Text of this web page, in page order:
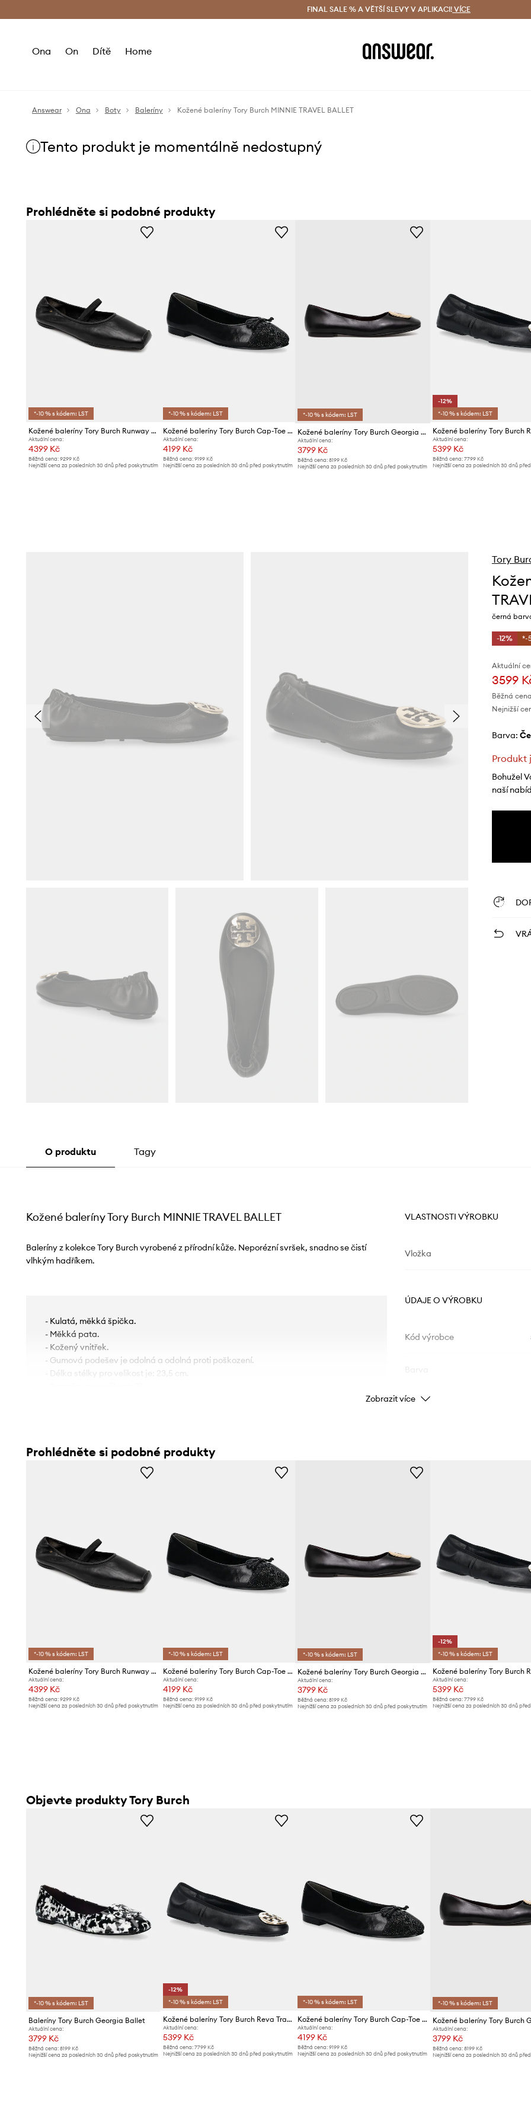
Doručení a vrácení zdarma (od 1800 Kč) Doručení i do 24 h
FINAL SALE % A VĚTŠÍ SLEVY V APLIKACI! VÍCE
Ona On Dítě Home
Answear Ona Boty Baleríny Kožené baleríny Tory Burch MINNIE TRAVEL BALLET
Tento produkt je momentálně nedostupný
Prohlédněte si podobné produkty
*-10 % s kódem: LST
Kožené baleríny Tory Burch Runway Ballet
Aktuální cena:
4399 Kč
Běžná cena: 9299 Kč
Nejnižší cena za posledních 30 dnů před poskytnutím
*-10 % s kódem: LST
Kožené baleríny Tory Burch Cap-Toe Pave Ballet
Aktuální cena:
4199 Kč
Běžná cena:9199 Kč
Nejnižší cena za posledních 30 dnů před poskytnutím
*-10 % s kódem: LST
Kožené baleríny Tory Burch Georgia Ballet
Aktuální cena:
3799 Kč
Běžná cena: 8199 Kč
Nejnižší cena za posledních 30 dnů před poskytnutím
-12%
*-10 % s kódem: LST
Aktuální cena:
5399 Kč
Běžná cena: 7799 Kč
Nejnižší cena za posledních 30 dnů
Tory
černá
-12% *-
Aktuální
3599
Běžná
Nejnižší
Barva:
Produkt
Bohužel
naší
O produktu Tagy
Kožené baleríny Tory Burch MINNIE TRAVEL BALLET
Baleríny z kolekce Tory Burch vyrobené z přírodní kůže. Neporézní svršek, snadno se čistí
vlhkým hadříkem.
- Kulatá, měkká špička.
- Měkká pata.
- Kožený vnitřek.
- Gumová podešev je odolná a odolná proti poškození.
- Délka stélky pro velikost je: 23,5 cm.
VLASTNOSTI VÝROBKU
Vložka
ÚDAJE O VÝROBKU
Kód výrobce
Značka
ID produktu
Zobrazit více
Prohlédněte si podobné produkty
*-10 % s kódem: LST
Kožené baleríny Tory Burch Runway Ballet
Aktuální cena:
4399 Kč
Běžná cena: 9299 Kč
Nejnižší cena za posledních 30 dnů před poskytnutím
*-10 % s kódem: LST
Kožené baleríny Tory Burch Cap-Toe Pave Ballet
Aktuální cena:
4199 Kč
Běžná cena:9199 Kč
Nejnižší cena za posledních 30 dnů před poskytnutím
*-10 % s kódem: LST
Kožené baleríny Tory Burch Georgia Ballet
Aktuální cena:
3799 Kč
Běžná cena: 8199 Kč
Nejnižší cena za posledních 30 dnů před poskytnutím
-12%
*-10 % s kódem: LST
Aktuální cena:
5399 Kč
Běžná cena: 7799 Kč
Nejnižší cena za posledních 30 dnů
Objevte produkty Tory Burch
*-10 % s kódem: LST
Baleríny Tory Burch Georgia Ballet
Aktuální cena:
3799 Kč
Běžná cena: 8199 Kč
Nejnižší cena za posledních 30 dnů před poskytnutím
-12%
*-10 % s kódem: LST
Kožené baleríny Tory Burch Reva Travel Ballet
Aktuální cena:
5399 Kč
Běžná cena:7799 Kč
Nejnižší cena za posledních 30 dnů před poskytnutím
*-10 % s kódem: LST
Kožené baleríny Tory Burch Cap-Toe Pave Ballet
Aktuální cena:
4199 Kč
Běžná cena: 9199 Kč
Nejnižší cena za posledních 30 dnů před poskytnutím
*-10 % s kódem: LST
Aktuální cena:
3799 Kč
Běžná cena: 8199 Kč
Nejnižší cena za posledních 30 dnů